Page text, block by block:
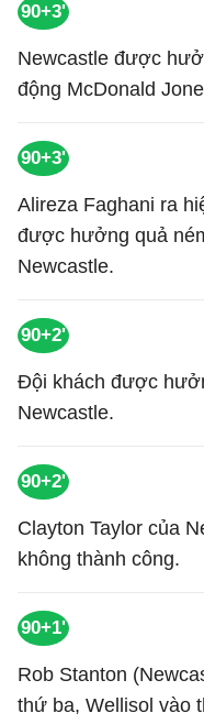
90+3'
Newcastle được
động McDonald
90+3'
Alireza Faghani ra
được hưởng quả
Newcastle.
90+2'
Đội khách được
Newcastle.
90+2'
Clayton Taylor của
không thành công.
90+1'
Rob Stanton
thứ ba, Wellisol vào